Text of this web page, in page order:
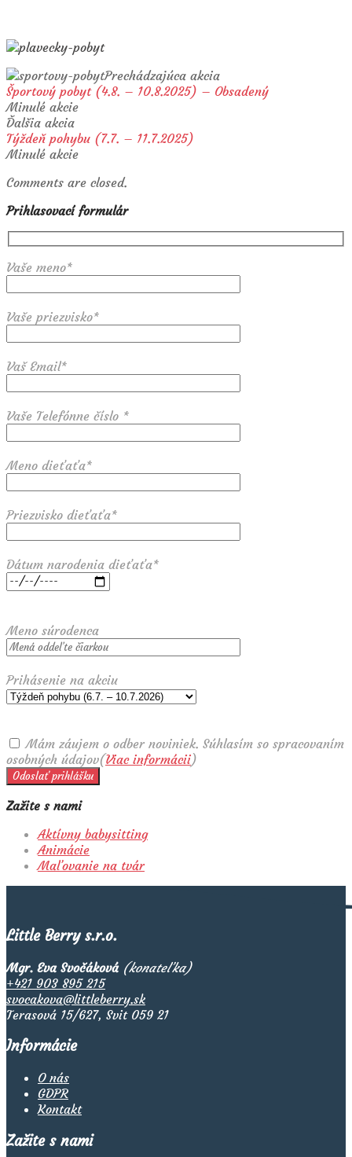
Prechádzajúca akcia
Športový pobyt (4.8. – 10.8.2025) – Obsadený
Minulé akcie
Ďalšia akcia
Týždeň pohybu (7.7. – 11.7.2025)
Minulé akcie
Comments are closed.
Prihlasovací formulár
Vaše meno*
Vaše priezvisko*
Vaš Email*
Vaše Telefónne číslo *
Meno dieťaťa*
Priezvisko dieťaťa*
Dátum narodenia dieťaťa*
Meno súrodenca
Prihásenie na akciu
Mám záujem o odber noviniek. Súhlasím so spracovaním
osobných údajov(Viac informácii)
Zažite s nami
Aktívny babysitting
Animácie
Maľovanie na tvár
Little Berry s.r.o.
Mgr. Eva Svočáková (konateľka)
+421 903 895 215
svocakova@littleberry.sk
Terasová 15/627, Svit 059 21
Informácie
O nás
GDPR
Kontakt
Zažite s nami